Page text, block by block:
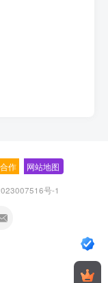
作 网站地图
号-1